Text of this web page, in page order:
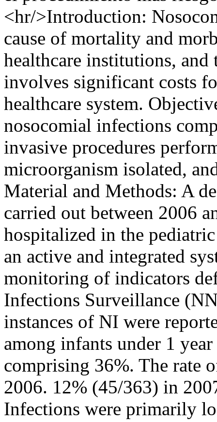
<hr/>Introduction:
cause of mortality and
healthcare institutions,
involves significant costs
healthcare system.
nosocomial infections
invasive procedures
microorganism isolated,
Material and Methods: A
carried out between 2006
hospitalized in the
an active and integrated
monitoring of indicators
Infections Surveillance
instances of NI were
among infants under 1
comprising 36%. The rate
2006. 12% (45/363) in
Infections were primarily